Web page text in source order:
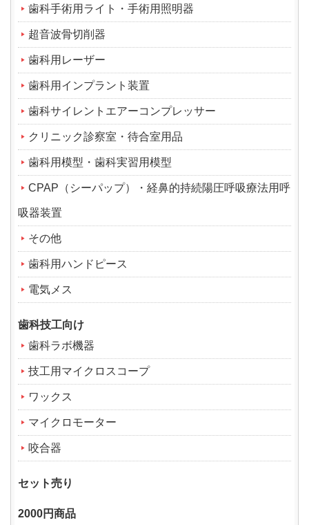
歯科手術用ライト・手術用照明器
超音波骨切削器
歯科用レーザー
歯科用インプラント装置
歯科サイレントエアーコンプレッサー
クリニック診察室・待合室用品
歯科用模型・歯科実習用模型
CPAP（シーパップ）・経鼻的持続陽圧呼吸療法用呼
吸器装置
その他
歯科用ハンドピース
電気メス
歯科技工向け
歯科ラボ機器
技工用マイクロスコープ
ワックス
マイクロモーター
咬合器
セット売り
2000円商品